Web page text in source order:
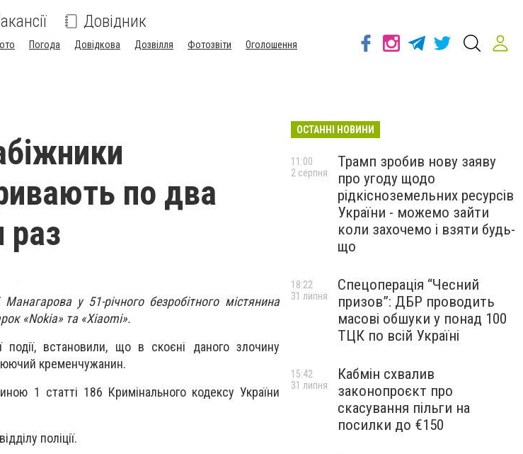
Довідник
Погода Довідкова Дозвілля Фотозвіти
Оголошення
по два
раз
у 51-річного безробітного містянина
«Nokia» та «Xiaomi».
події, встановили, що в скоєні даного злочину
кременчужанин.
1 статті 186 Кримінального кодексу України
поліції.
ОСТАННІ НОВИНИ
Трамп зробив нову заяву
про угоду щодо
рідкісноземельних ресурсів
України - можемо зайти
коли захочемо і взяти будь-
що
11:00
2 серпня
Спецоперація “Чесний
призов”: ДБР проводить
масові обшуки у понад 100
ТЦК по всій Україні
18:22
31 липня
Кабмін схвалив
законопроєкт про
скасування пільги на
посилки до €150
15:42
31 липня